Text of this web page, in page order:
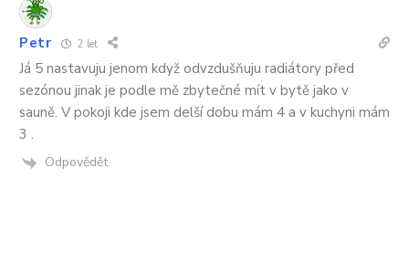
Petr 2 let
Já 5 nastavuju jenom když odvzdušňuju radiátory před
sezónou jinak je podle mě zbytečné mít v bytě jako v
sauně. V pokoji kde jsem delší dobu mám 4 a v kuchyni mám
3 .
Odpovědět